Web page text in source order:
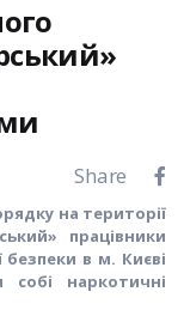
Share
на території
працівники
безпеки в м. Києві
наркотичні